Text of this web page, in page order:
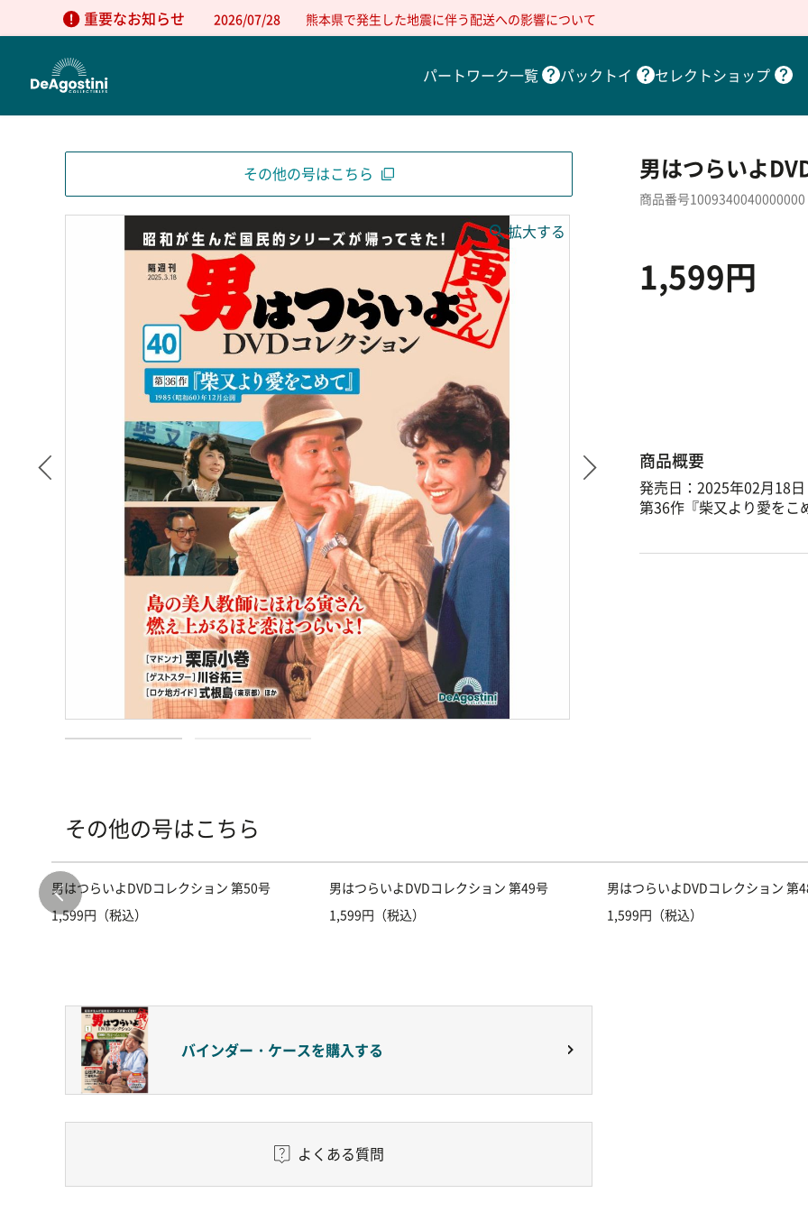
2026/07/28
重要なお知らせ 熊本県で発生した地震に伴う配送への影響について
パートワーク一覧 パックトイ セレクトショップ
その他の号はこちら 男はつらいよ
商品番号1009340040000000
1,599円
商品概要
発売日：2025年02月18日
第36作『柴又より愛をこ
その他の号はこちら
男はつらいよDVDコレクション 第50号
1,599円（税込）
男はつらいよDVDコレクション 第49号
1,599円（税込）
男はつらいよDVDコレクション 第
1,599円（税込）
バインダー・ケースを購入する
よくある質問